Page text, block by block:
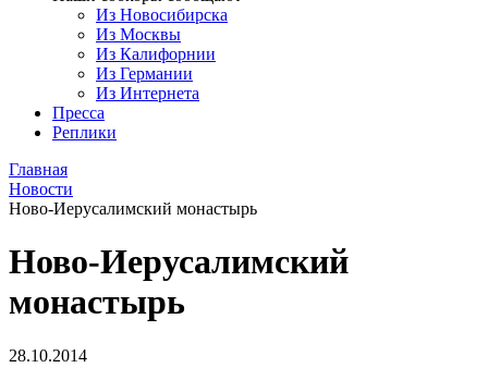
Из Новосибирска
Из Москвы
Из Калифорнии
Из Германии
Из Интернета
Пресса
Реплики
Главная
Новости
Ново-Иерусалимский монастырь
Ново-Иерусалимский
монастырь
28.10.2014